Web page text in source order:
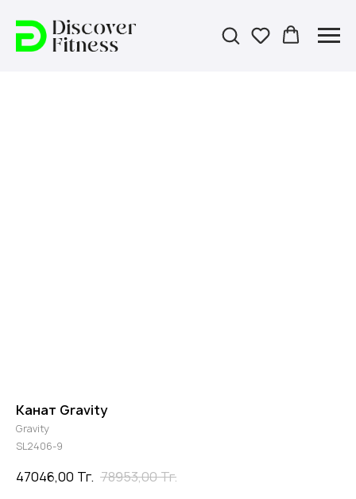
Канат Gravity
Gravity
SL2406-9
47046,00 Тг. 78953,00Тг.